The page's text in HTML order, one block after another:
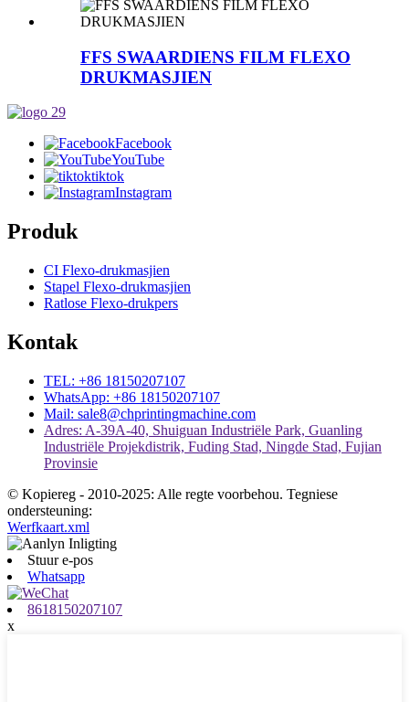
FFS SWAARDIENS FILM FLEXO
DRUKMASJIEN
Facebook
YouTube
tiktok
Instagram
Produk
CI Flexo-drukmasjien
Stapel Flexo-drukmasjien
Ratlose Flexo-drukpers
Kontak
TEL: +86 18150207107
WhatsApp: +86 18150207107
Mail: sale8@chprintingmachine.com
Adres: A-39A-40, Shuiguan Industriële Park, Guanling
Industriële Projekdistrik, Fuding Stad, Ningde Stad, Fujian
Provinsie
© Kopiereg - 2010-2025: Alle regte voorbehou. Tegniese
ondersteuning:
Werfkaart.xml
Stuur e-pos
Whatsapp
8618150207107
x